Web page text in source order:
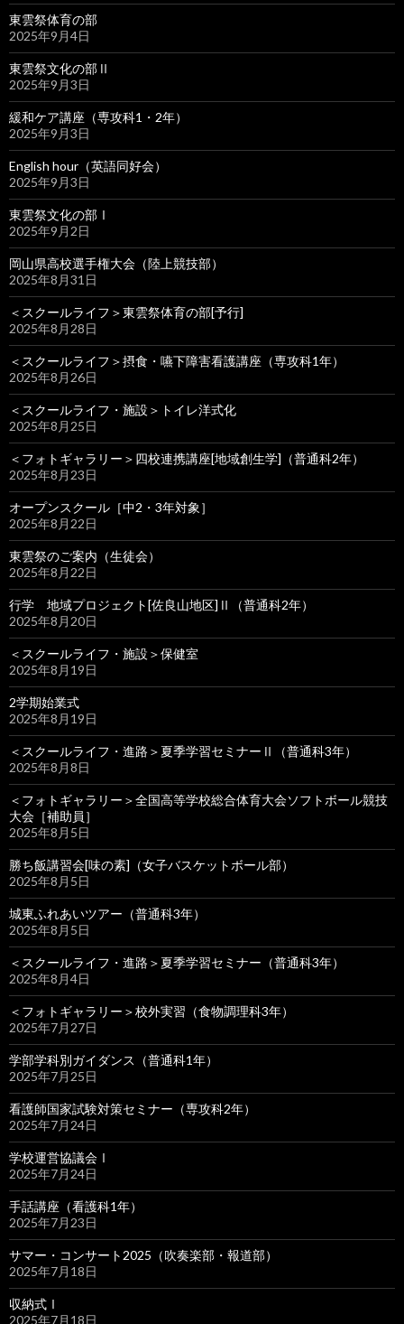
東雲祭体育の部
2025年9月4日
東雲祭文化の部Ⅱ
2025年9月3日
緩和ケア講座（専攻科1・2年）
2025年9月3日
English hour（英語同好会）
2025年9月3日
東雲祭文化の部Ⅰ
2025年9月2日
岡山県高校選手権大会（陸上競技部）
2025年8月31日
＜スクールライフ＞東雲祭体育の部[予行]
2025年8月28日
＜スクールライフ＞摂食・嚥下障害看護講座（専攻科1年）
2025年8月26日
＜スクールライフ・施設＞トイレ洋式化
2025年8月25日
＜フォトギャラリー＞四校連携講座[地域創生学]（普通科2年）
2025年8月23日
オープンスクール［中2・3年対象］
2025年8月22日
東雲祭のご案内（生徒会）
2025年8月22日
行学 地域プロジェクト[佐良山地区]Ⅱ（普通科2年）
2025年8月20日
＜スクールライフ・施設＞保健室
2025年8月19日
2学期始業式
2025年8月19日
＜スクールライフ・進路＞夏季学習セミナーⅡ（普通科3年）
2025年8月8日
＜フォトギャラリー＞全国高等学校総合体育大会ソフトボール競技
大会［補助員］
2025年8月5日
勝ち飯講習会[味の素]（女子バスケットボール部）
2025年8月5日
城東ふれあいツアー（普通科3年）
2025年8月5日
＜スクールライフ・進路＞夏季学習セミナー（普通科3年）
2025年8月4日
＜フォトギャラリー＞校外実習（食物調理科3年）
2025年7月27日
学部学科別ガイダンス（普通科1年）
2025年7月25日
看護師国家試験対策セミナー（専攻科2年）
2025年7月24日
学校運営協議会Ⅰ
2025年7月24日
手話講座（看護科1年）
2025年7月23日
サマー・コンサート2025（吹奏楽部・報道部）
2025年7月18日
収納式Ⅰ
2025年7月18日